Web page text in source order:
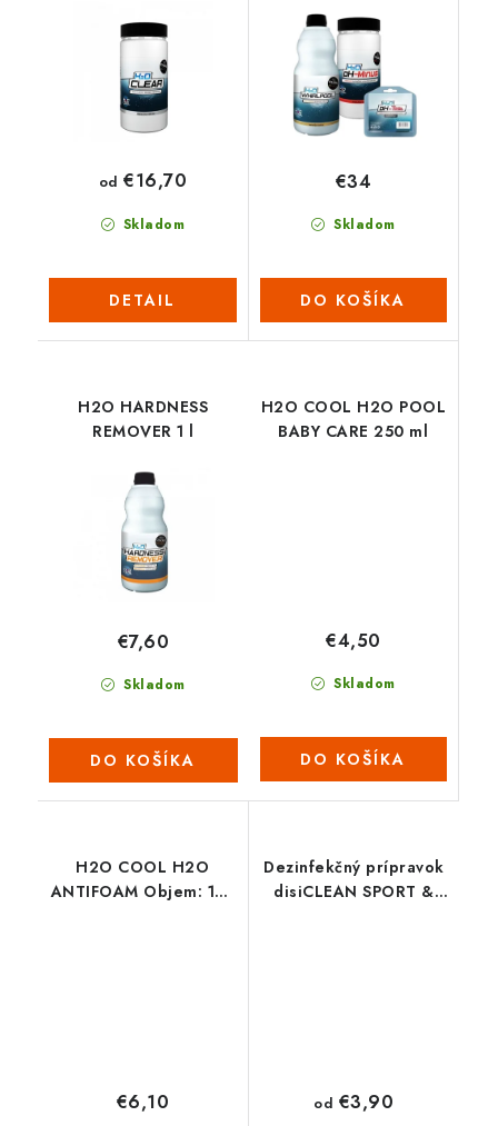
Skladom
od €16,70
DETAIL
Skladom
€34
DO KOŠÍKA
H2O HARDNESS
REMOVER 1 l
Skladom
€7,60
DO KOŠÍKA
H2O COOL H2O POOL
BABY CARE 250 ml
Skladom
€4,50
DO KOŠÍKA
H2O COOL H2O
ANTIFOAM Objem: 150
€6,10
Dezinfekčný prípravok
disiCLEAN SPORT &
od €3,90